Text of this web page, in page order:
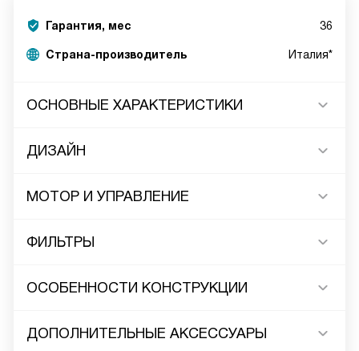
Гарантия, мес 36
Страна-производитель Италия*
ОСНОВНЫЕ ХАРАКТЕРИСТИКИ
ДИЗАЙН
МОТОР И УПРАВЛЕНИЕ
ФИЛЬТРЫ
ОСОБЕННОСТИ КОНСТРУКЦИИ
ДОПОЛНИТЕЛЬНЫЕ АКСЕССУАРЫ